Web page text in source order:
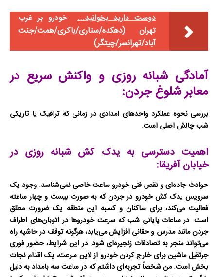
دوست دارید بخوانید...
خودرو بر غرب
تهران (دهکده/ستاری/باکری/همت/جنت
آباد/تهرانسر/چیتگر)
آمادگی شبانه روزی و واکنش سریع در
معابر شلوغ جردن:
بررسی نحوه عملکرد واحدهای امدادی در زمانی که ترافیک یا تاریکی
شب چالش اصلی است.
اهمیت دسترسی به یدک کش شبانه روزی در
خیابان آفریقا:
حوادث جاده‌ای و نقص فنی خودرو ساعت خاصی نمی‌شناسد. وجود یک
سرویسیدک کش خودرو در جردنکه به صورت بیست و چهار ساعته
فعالیت می‌کند، برای ساکنان و کسبه این منطقه یک ضرورت مطلق
است. در ساعات پایانی شب که سرعت خودروها در اتوبان‌های اطراف
جردن مانند مدرس و حقانی افزایش می‌یابد، هرگونه توقف در حاشیه راه
می‌تواند منجر به تصادفات زنجیره‌ای شود. در این شرایط، حضور فوری
جرثقیل ماشینبرای خارج کردن خودرو از لاین سرعت، یک اقدام نجات
بخش است. من شخصاً تجربه‌ای داشتم که در ساعت سه بامداد به دلیل